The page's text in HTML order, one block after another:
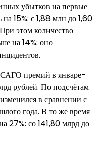
убытков на первые
на 15%: с 1,88 млн до 1,60
этом количество
на 14%: оно
премий в январе-
рублей. По подсчётам
в сравнении с
года. В то же время
27%: со 141,80 млрд до